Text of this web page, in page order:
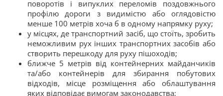
поворотів і випуклих переломів поздовжнього
профілю дороги з видимістю або оглядовістю
менше 100 метрів хоча б в одному напрямку руху;
у місцях, де транспортний засіб, що стоїть, зробить
неможливим рух інших транспортних засобів або
створить перешкоду для руху пішоходів;
ближче 5 метрів від контейнерних майданчиків
та/або контейнерів для збирання побутових
відходів, місце розміщення або облаштування
яких відповідає вимогам законодавства;